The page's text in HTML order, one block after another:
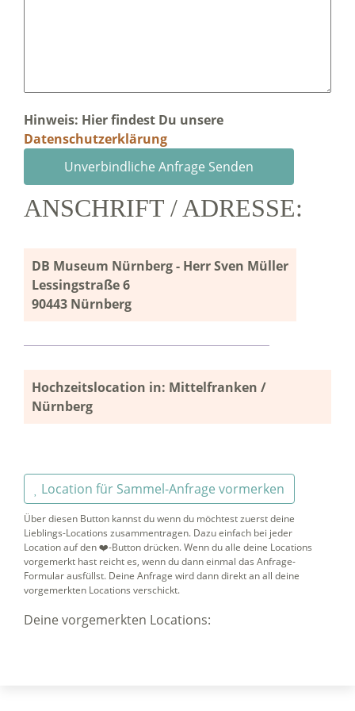
Hinweis: Hier findest Du unsere
Datenschutzerklärung
ANSCHRIFT / ADRESSE:
DB Museum Nürnberg - Herr Sven Müller
Lessingstraße 6
90443 Nürnberg
Hochzeitslocation in: Mittelfranken /
Nürnberg
Location für Sammel-Anfrage vormerken
Über diesen Button kannst du wenn du möchtest zuerst deine
Lieblings-Locations zusammentragen. Dazu einfach bei jeder
Location auf den ❤️-Button drücken. Wenn du alle deine Locations
vorgemerkt hast reicht es, wenn du dann einmal das Anfrage-
Formular ausfüllst. Deine Anfrage wird dann direkt an all deine
vorgemerkten Locations verschickt.
Deine vorgemerkten Locations: